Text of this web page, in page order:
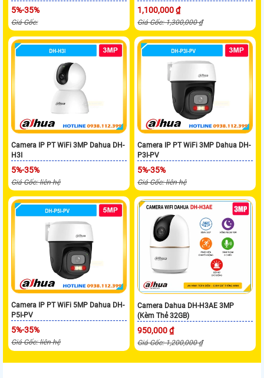
5%-35%
Giá Gốc:
1,100,000 ₫
Giá Gốc: 1,300,000 ₫
Camera IP PT WiFi 3MP Dahua DH-
H3I
5%-35%
Giá Gốc: liên hệ
Camera IP PT WiFi 3MP Dahua DH-
P3I-PV
5%-35%
Giá Gốc: liên hệ
Camera IP PT WiFi 5MP Dahua DH-
P5I-PV
5%-35%
Giá Gốc: liên hệ
Camera Dahua DH-H3AE 3MP
(Kèm Thẻ 32GB)
950,000 ₫
Giá Gốc: 1,200,000 ₫